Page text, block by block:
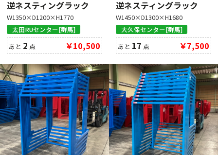
逆ネスティングラック
W1350×D1200×H1770
太田RUセンター[群馬]
あと 2 点 ￥10,500
逆ネスティングラック
W1450×D1300×H1680
大久保センター[群馬]
あと 17 点 ￥7,500